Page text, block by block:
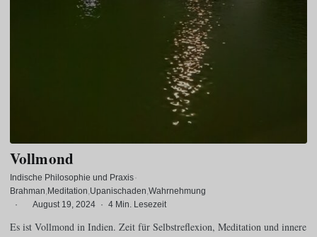
Vollmond
Indische Philosophie und Praxis·
Brahman Meditation Upanischaden Wahrnehmung
·
August 19, 2024 · 4 Min. Lesezeit
Es ist Vollmond in Indien. Zeit für Selbstreflexion, Meditation und innere